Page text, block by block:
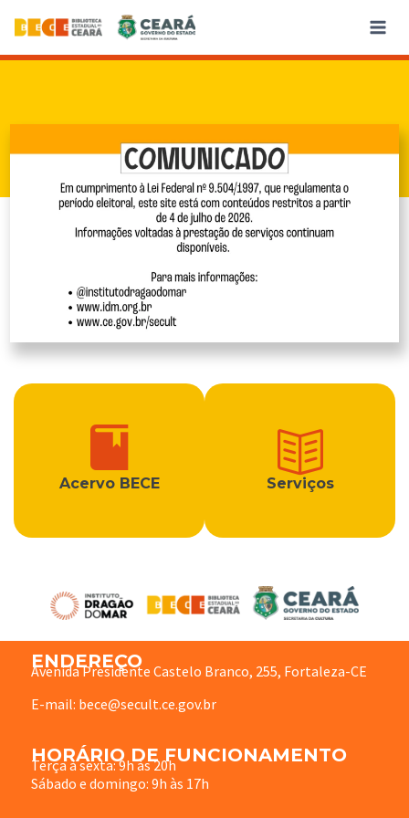
Acervo BECE Serviços
ENDEREÇO
Avenida Presidente Castelo Branco, 255, Fortaleza-CE
E-mail: bece@secult.ce.gov.br
HORÁRIO DE FUNCIONAMENTO
Terça à sexta: 9h às 20h
Sábado e domingo: 9h às 17h